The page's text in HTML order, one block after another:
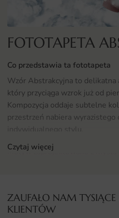
FOTOTAPETA
Co przedstawia ta fototapeta
Wzór Abstrakcyjna to delikatna
który przyciąga wzrok już od
Kompozycja oddaje subtelne
przestrzeń nabiera wyrazistego
indywidualnego stylu.
Motyw zaprojektowano z myślą
Gdzie sprawdzi się fototapeta
Czytaj więcej
ZAUFAŁO NAM
KLIENTÓW